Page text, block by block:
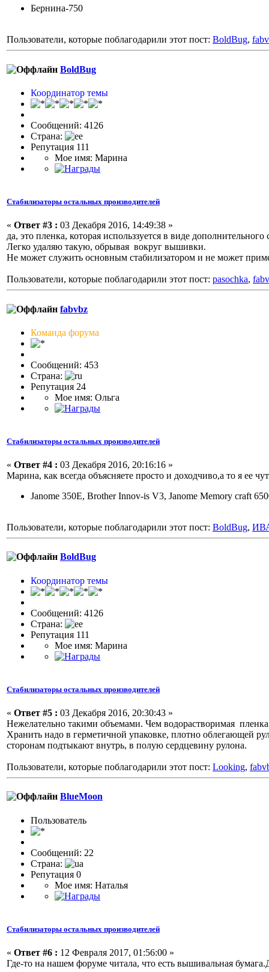
Бернина-750
Пользователи, которые поблагодарили этот пост: BoldBug,
BoldBug
Координатор темы
Сообщений: 4126
Страна:
Репутация 111
Мое имя: Марина
Стабилизаторы остальных производителей
« Ответ #3 : 03 Декабря 2016, 14:49:38 »
да, это пленка, которая использзуется в виде
Легко удаляю такую, обрывая вокруг вышивки.
Не может служить основным стабилизатором и не может
Пользователи, которые поблагодарили этот пост: pasochka,
fabvbz
Команда форума
Сообщений: 453
Страна:
Репутация 24
Мое имя: Ольга
Стабилизаторы остальных производителей
« Ответ #4 : 03 Декабря 2016, 20:16:16 »
Марина, как всегда объясняете просто и доходчиво,а то я ее
Janome 350E, Brother Innov-is V3, Janome Memory craft
Пользователи, которые поблагодарили этот пост: BoldBug,
BoldBug
Координатор темы
Сообщений: 4126
Страна:
Репутация 111
Мое имя: Марина
Стабилизаторы остальных производителей
« Ответ #5 : 03 Декабря 2016, 20:30:43 »
Нежелательно такими объемами. Чем водорастворимая
Хранить надо в герметичной упаковке, плотно облегающей
сторонам подтыкают внутрь, в полую сердцевину рулона.
Пользователи, которые поблагодарили этот пост: Looking,
BlueMoon
Пользоватeль
Сообщений: 22
Страна:
Репутация 0
Мое имя: Наталья
Стабилизаторы остальных производителей
« Ответ #6 : 12 Февраля 2017, 01:56:00 »
Где-то на нашем форуме читала, что есть вышивальная